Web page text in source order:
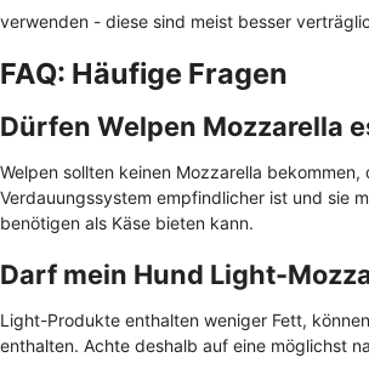
verwenden - diese sind meist besser
FAQ: Häufige Fragen
Dürfen Welpen Mozzarella
Welpen sollten keinen Mozzarella bekommen,
Verdauungssystem empfindlicher ist und sie
benötigen als Käse bieten kann.
Darf mein Hund Light-
Light-Produkte enthalten weniger Fett,
enthalten. Achte deshalb auf eine möglichst